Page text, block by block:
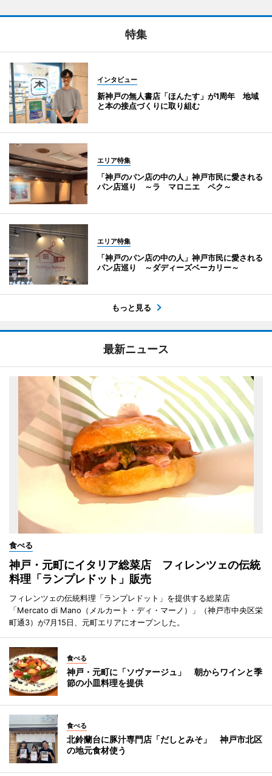
特集
インタビュー
新神戸の無人書店「ほんたす」が1周年 地域
と本の接点づくりに取り組む
エリア特集
「神戸のパン店の中の人」神戸市民に愛される
パン店巡り ～ラ マロニエ ペク～
エリア特集
「神戸のパン店の中の人」神戸市民に愛される
パン店巡り ～ダディーズベーカリー～
もっと見る
最新ニュース
食べる
神戸・元町にイタリア総菜店 フィレンツェの伝統
料理「ランプレドット」販売
フィレンツェの伝統料理「ランプレドット」を提供する総菜店
「Mercato di Mano（メルカート・ディ・マーノ）」（神戸市中央区栄
町通3）が7月15日、元町エリアにオープンした。
食べる
神戸・元町に「ソヴァージュ」 朝からワインと季
節の小皿料理を提供
食べる
北鈴蘭台に豚汁専門店「だしとみそ」 神戸市北区
の地元食材使う